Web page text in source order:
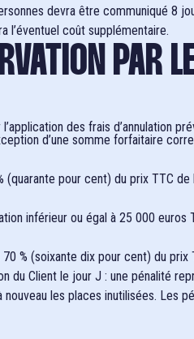
devra être communiqué 8
l’éventuel coût supplémentaire.
PAR
des frais d’annulation
d’une somme forfaitaire
pour cent) du prix TTC
inférieur ou égal à 25 000 euros
% (soixante dix pour cent) du
du Client le jour J : une pénalité
les places inutilisées. Les